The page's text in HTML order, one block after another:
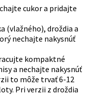
cukor a pridajte
(vlažného), droždia a
nechajte nakysnúť
kompaktné
a nechajte nakysnúť
to môže trvať 6-12
Pri verzii z droždia